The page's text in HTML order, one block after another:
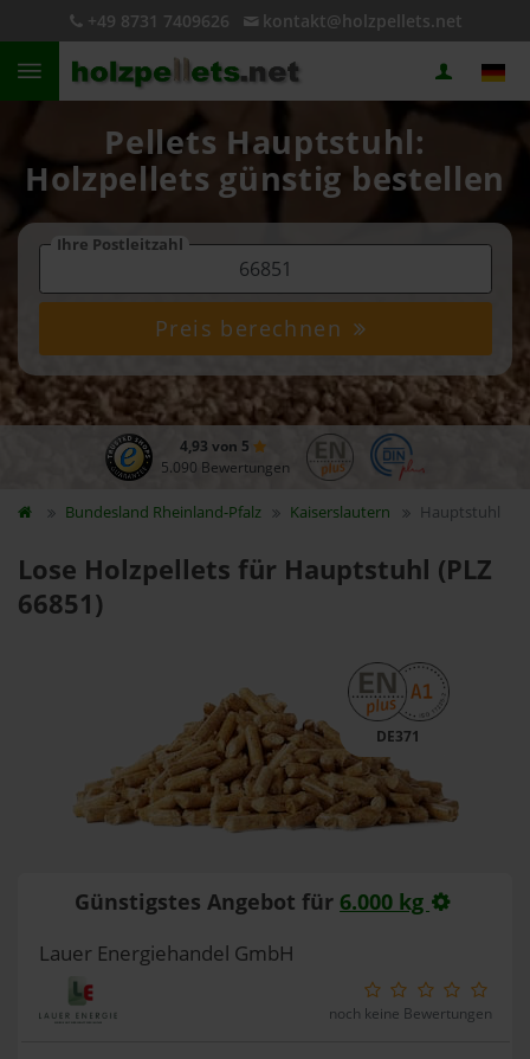
+49 8731 7409626 kontakt@holzpellets.net
Pellets Hauptstuhl:
Holzpellets günstig bestellen
Ihre Postleitzahl
Preis berechnen
4,93 von 5
5.090 Bewertungen
Bundesland Rheinland-Pfalz Kaiserslautern Hauptstuhl
Lose Holzpellets für Hauptstuhl (PLZ
66851)
DE371
Günstigstes Angebot für 6.000 kg
Lauer Energiehandel GmbH
noch keine Bewertungen